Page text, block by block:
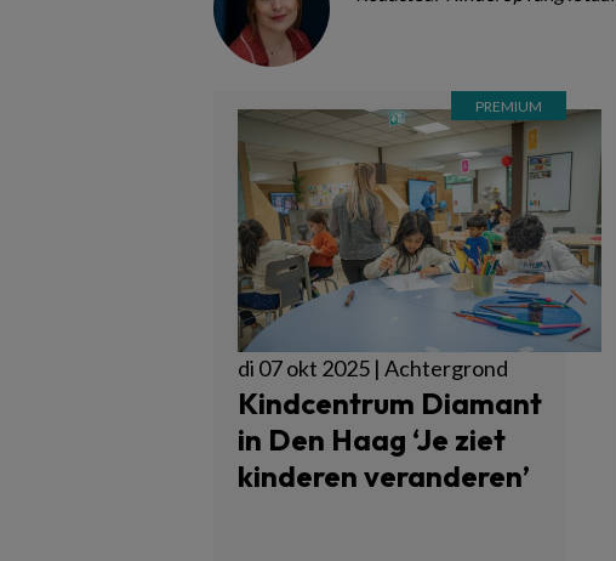
di 07 okt 2025 | Achtergrond
Kindcentrum Diamant
in Den Haag ‘Je ziet
kinderen veranderen’